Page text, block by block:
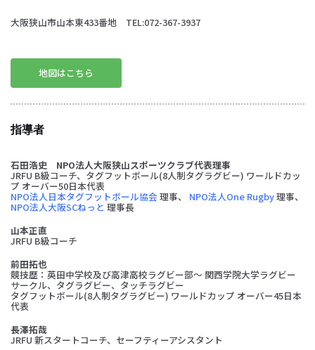
大阪狭山市山本東433番地 TEL:072-367-3937
地図はこちら
指導者
石田浩史 NPO法人大阪狭山スポーツクラブ代表理事
JRFU B級コーチ、タグフットボール(8人制タグラグビー) ワールドカッ
プ オーバー50日本代表
NPO法人日本タグフットボール協会 理事、 NPO法人One Rugby理事、
NPO法人大阪SCねっと 理事長
山本正直
JRFU B級コーチ
前田拓也
競技歴：英田中学校及び高津高校ラグビー部～ 関西学院大学ラグビー
サークル、タグラグビー、タッチラグビー
タグフットボール(8人制タグラグビー) ワールドカップ オーバー45日本
代表
長澤拓哉
JRFU 新スタートコーチ、セーフティーアシスタント